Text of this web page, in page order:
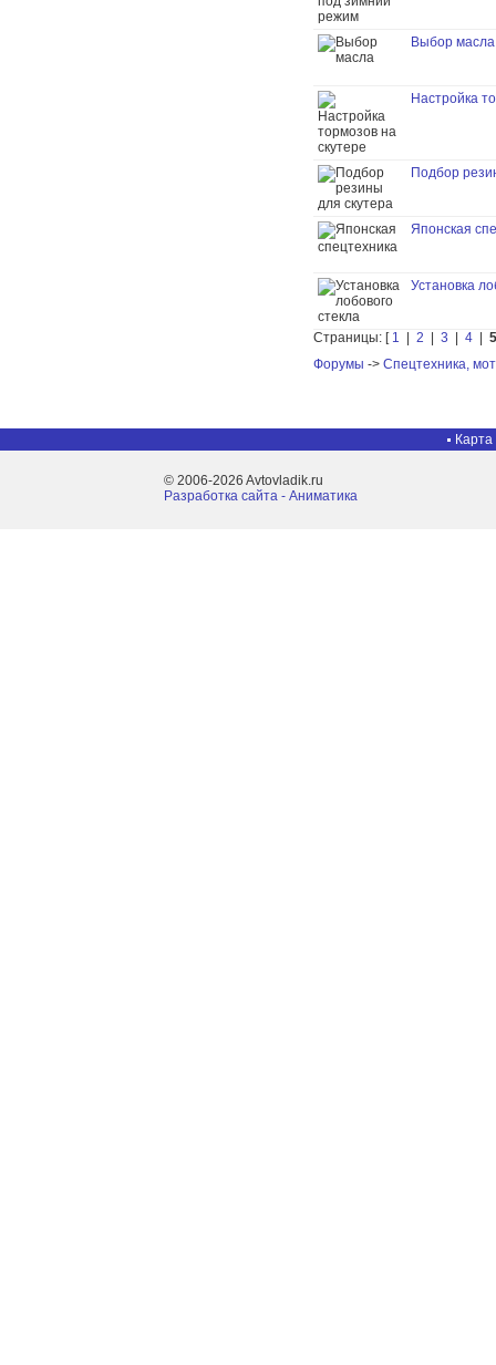
Выбор масла
Настройка
Подбор
Японская
Установка
Страницы: [ 1 2 3 4
5
Форумы -> Спецтехника,
Карта
© 2006-2026 Avtovladik.ru
Разработка сайта - Aниматика